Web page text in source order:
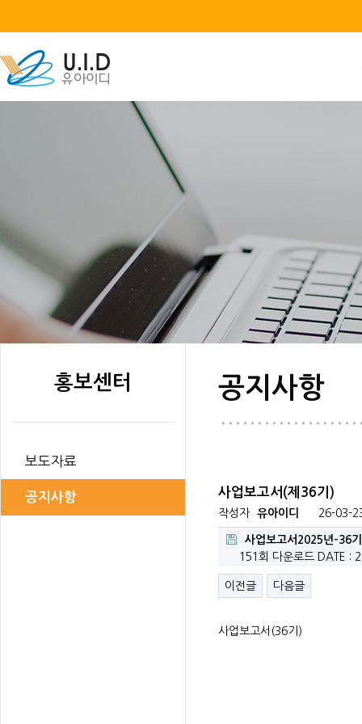
홍보센터
보도자료
공지사항
공지사항
사업보고서(제36기)
작성자 유아이디 26-03-
사업보고서2025년-36
151회 다운로드
DATE :
이전글 다음글
사업보고서(36기)